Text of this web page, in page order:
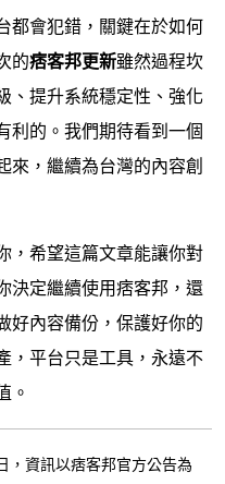
都會犯錯，關鍵在於如何
的痞客邦更新雖然過程坎
、提升系統穩定性、強化
利的。我們期待看到一個
來，繼續為台灣的內容創
，希望這篇文章能讓你對
決定繼續使用痞客邦，還
好內容備份，保護好你的
，平台只是工具，永遠不
。
，資訊以痞客邦官方公告為